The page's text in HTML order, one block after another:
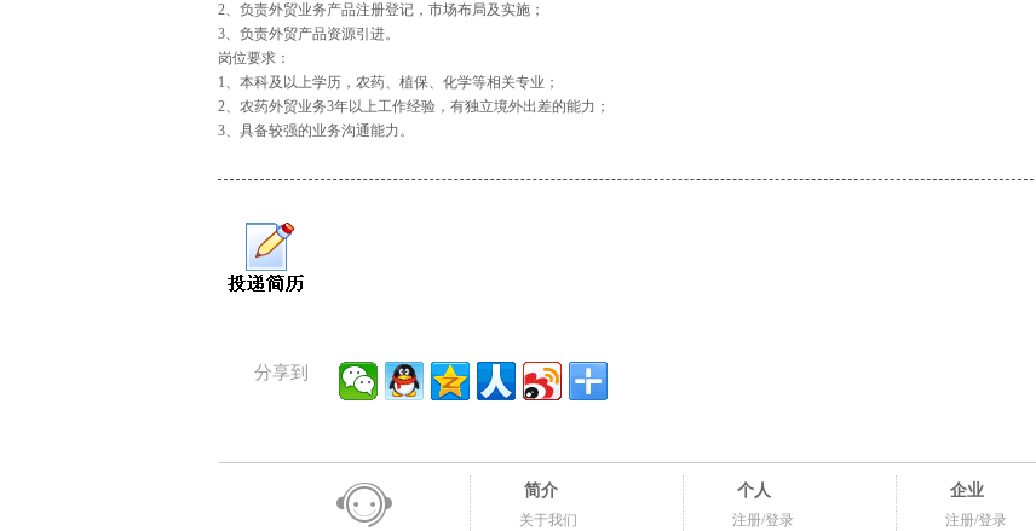
2、负责外贸业务产品注册登记，市场布局及实施；
3、负责外贸产品资源引进。
岗位要求：
1、本科及以上学历，农药、植保、化学等相关专业；
2、农药外贸业务3年以上工作经验，有独立境外出差的能力；
3、具备较强的业务沟通能力。
分享到
简介
关于我们
个人
注册/登录
企业
注册/登录